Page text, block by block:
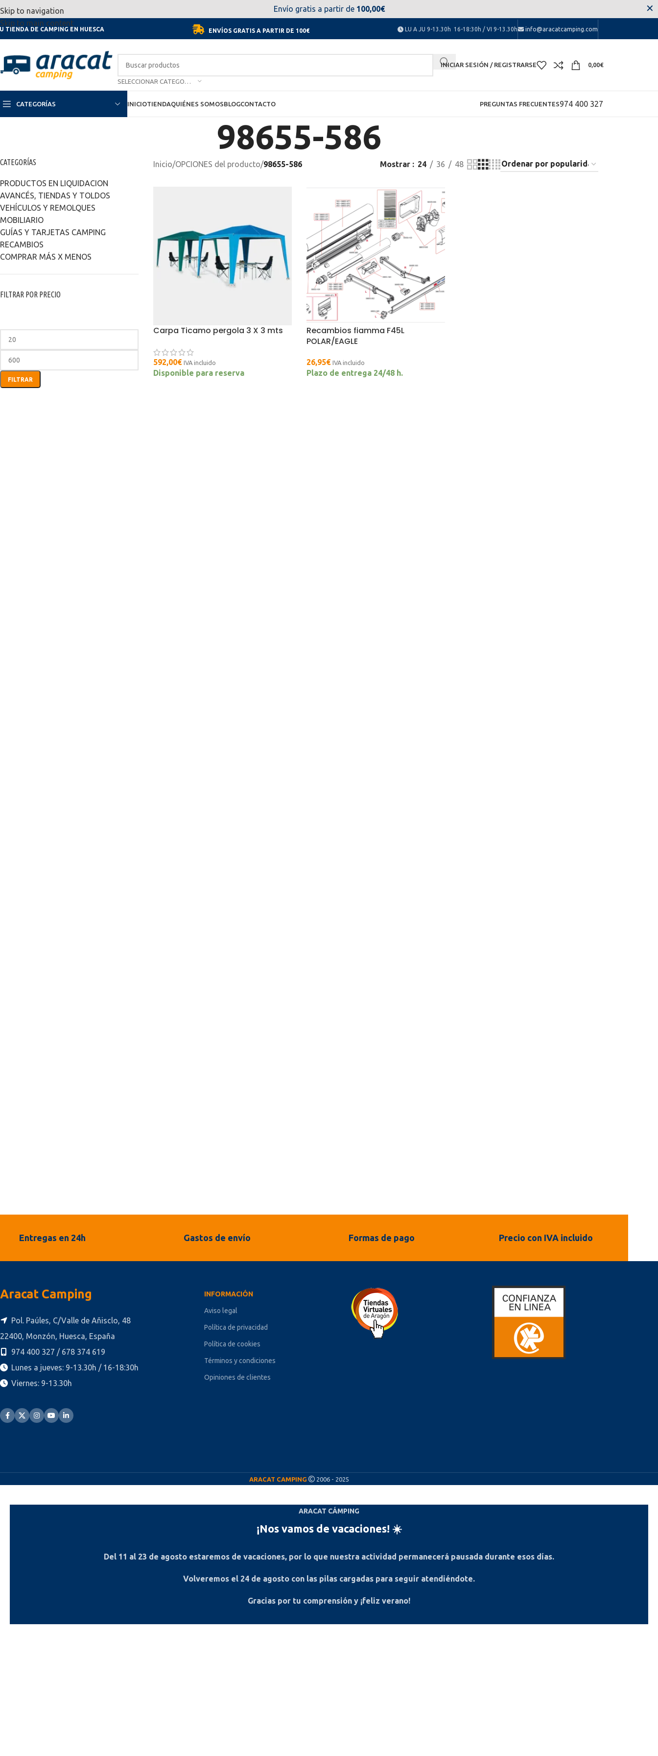
Skip to navigation
Skip to main content
Por motivo de las vacaciones, del día 11 al 23 de agosto no estaremos disponibles. Disculpen las molestias.
TIENDA DE CAMPING EN HUESCA ENVÍOS GRATIS A PARTIR DE 100€ LU A JU 9-13.30h 16-18:30h / VI 9-13.30h info@aracatcamping.com
INICIAR SESIÓN / REGISTRARSE 0,00€
CATEGORÍAS INICIOTIENDAQUIÉNES SOMOSBLOGCONTACTO PREGUNTAS FRECUENTES974 400 327
98655-586
CATEGORÍAS
PRODUCTOS EN LIQUIDACION
AVANCÉS, TIENDAS Y TOLDOS
VEHÍCULOS Y REMOLQUES
MOBILIARIO
GUÍAS Y TARJETAS CAMPING
RECAMBIOS
COMPRAR MÁS X MENOS
FILTRAR POR PRECIO
FILTRAR
Inicio/OPCIONES del producto/98655-586
Envío gratis a partir de 100,00€ ✕
Mostrar 24 36 48
Carpa Ticamo pergola 3 X 3 mts
592,00€ IVA incluido
Disponible para reserva
Recambios fiamma F45L
POLAR/EAGLE
26,95€ IVA incluido
Plazo de entrega 24/48 h.
Entregas en 24h Gastos de envío Formas de pago Precio con IVA incluido
Aracat Camping
Pol. Paúles, C/Valle de Añisclo, 48
22400, Monzón, Huesca, España
974 400 327 / 678 374 619
Lunes a jueves: 9-13.30h / 16-18:30h
Viernes: 9-13.30h
INFORMACIÓN
Aviso legal
Política de privacidad
Política de cookies
Términos y condiciones
Opiniones de clientes
ARACAT CAMPING 2006 - 2025
ARACAT CÁMPING
¡Nos vamos de vacaciones! ☀️
Del 11 al 23 de agosto estaremos de vacaciones, por lo que nuestra actividad permanecerá pausada durante esos días.
Volveremos el 24 de agosto con las pilas cargadas para seguir atendiéndote.
Gracias por tu comprensión y ¡feliz verano!